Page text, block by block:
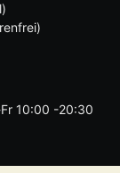
10:00 -20:30